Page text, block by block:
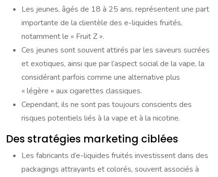
Les jeunes, âgés de 18 à 25 ans, représentent une part
importante de la clientèle des e-liquides fruités,
notamment le « Fruit Z ».
Ces jeunes sont souvent attirés par les saveurs sucrées
et exotiques, ainsi que par l’aspect social de la vape, la
considérant parfois comme une alternative plus
« légère » aux cigarettes classiques.
Cependant, ils ne sont pas toujours conscients des
risques potentiels liés à la vape et à la nicotine.
Des stratégies marketing ciblées
Les fabricants d’e-liquides fruités investissent dans des
packagings attrayants et colorés, souvent associés à